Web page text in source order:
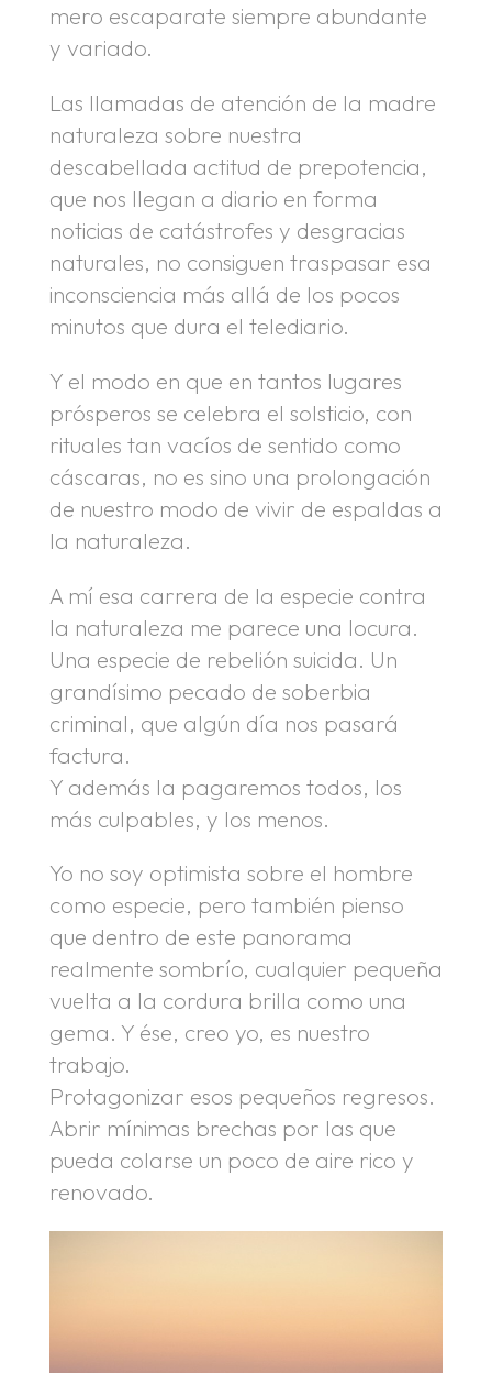
mero escaparate siempre abundante
y variado.
Las llamadas de atención de la madre
naturaleza sobre nuestra
descabellada actitud de prepotencia,
que nos llegan a diario en forma
noticias de catástrofes y desgracias
naturales, no consiguen traspasar esa
inconsciencia más allá de los pocos
minutos que dura el telediario.
Y el modo en que en tantos lugares
prósperos se celebra el solsticio, con
rituales tan vacíos de sentido como
cáscaras, no es sino una prolongación
de nuestro modo de vivir de espaldas a
la naturaleza.
A mí esa carrera de la especie contra
la naturaleza me parece una locura.
Una especie de rebelión suicida. Un
grandísimo pecado de soberbia
criminal, que algún día nos pasará
factura.
Y además la pagaremos todos, los
más culpables, y los menos.
Yo no soy optimista sobre el hombre
como especie, pero también pienso
que dentro de este panorama
realmente sombrío, cualquier pequeña
vuelta a la cordura brilla como una
gema. Y ése, creo yo, es nuestro
trabajo.
Protagonizar esos pequeños regresos.
Abrir mínimas brechas por las que
pueda colarse un poco de aire rico y
renovado.